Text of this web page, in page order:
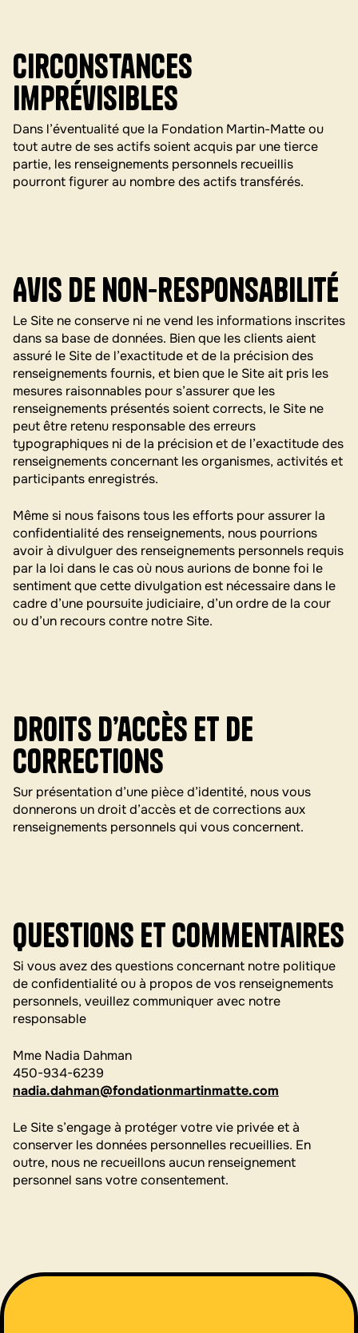
Circonstances
imprévisibles
Dans l’éventualité que la Fondation Martin-Matte ou
tout autre de ses actifs soient acquis par une tierce
partie, les renseignements personnels recueillis
pourront figurer au nombre des actifs transférés.
Avis de non-responsabilité
Le Site ne conserve ni ne vend les informations inscrites
dans sa base de données. Bien que les clients aient
assuré le Site de l’exactitude et de la précision des
renseignements fournis, et bien que le Site ait pris les
mesures raisonnables pour s’assurer que les
renseignements présentés soient corrects, le Site ne
peut être retenu responsable des erreurs
typographiques ni de la précision et de l’exactitude des
renseignements concernant les organismes, activités et
participants enregistrés.
Même si nous faisons tous les efforts pour assurer la
confidentialité des renseignements, nous pourrions
avoir à divulguer des renseignements personnels requis
par la loi dans le cas où nous aurions de bonne foi le
sentiment que cette divulgation est nécessaire dans le
cadre d’une poursuite judiciaire, d’un ordre de la cour
ou d’un recours contre notre Site.
Droits d’accès et de
corrections
Sur présentation d’une pièce d’identité, nous vous
donnerons un droit d’accès et de corrections aux
renseignements personnels qui vous concernent.
Questions et commentaires
Si vous avez des questions concernant notre politique
de confidentialité ou à propos de vos renseignements
personnels, veuillez communiquer avec notre
responsable
Mme Nadia Dahman
450-934-6239
nadia.dahman@fondationmartinmatte.com
Le Site s’engage à protéger votre vie privée et à
conserver les données personnelles recueillies. En
outre, nous ne recueillons aucun renseignement
personnel sans votre consentement.